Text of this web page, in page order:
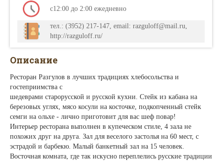
с12:00 до 2:00 ежедневно
тел.: (3952) 217-147, email: razguloff@mail.ru,
http://razguloff.ru/
Описание
Ресторан Разгулов в лучших традициях хлебосольства и
гостеприимства с
шедеврами старорусской и русской кухни. Стейк из кабана на
березовых углях, мясо косули на косточке, подкопченный стейк
семги на ольхе - лично приготовит для вас шеф повар!
Интерьер ресторана выполнен в купеческом стиле, 4 зала не
похожих друг на друга. Зал для веселого застолья на 60 мест, с
эстрадой и барбекю. Малый банкетный зал на 15 человек.
Восточная комната, где так искусно переплелись русские традиции